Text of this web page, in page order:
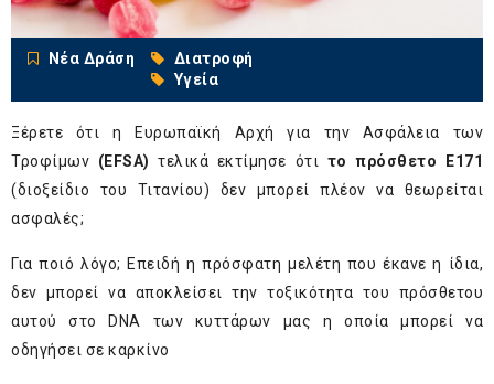
Νέα Δράση
Διατροφή
Υγεία
Ξέρετε ότι η Ευρωπαϊκή Αρχή για την Ασφάλεια των
Τροφίμων (EFSA) τελικά εκτίμησε ότι το πρόσθετο Ε171
(διοξείδιο του Τιτανίου) δεν μπορεί πλέον να θεωρείται
ασφαλές;
Για ποιό λόγο; Επειδή η πρόσφατη μελέτη που έκανε η ίδια,
δεν μπορεί να αποκλείσει την τοξικότητα του πρόσθετου
αυτού στο DNA των κυττάρων μας η οποία μπορεί να
οδηγήσει σε καρκίνο